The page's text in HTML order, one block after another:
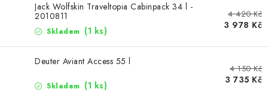
DOPLŇKY A PŘÍSLUŠENSTVÍ
ZNAČKY
Jack Wolfskin Traveltopia Cabinpack 34 l -
2010811
Skladem (1 ks)
4 420 Kč
3 978 Kč
Deuter Aviant Access 55 l
Skladem (1 ks)
4 150 Kč
3 735 Kč